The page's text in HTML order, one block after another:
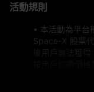
活動規則
• 本活動為平台
Space-X 股票
後用戶無法獲
• 本活動不對